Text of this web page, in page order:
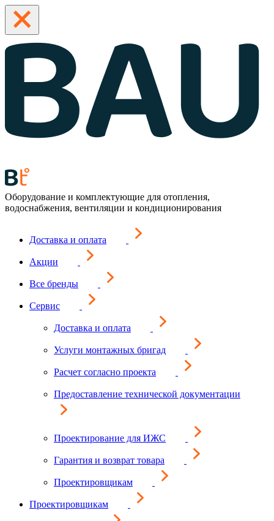
Оборудование и комплектующие для отопления,
водоснабжения, вентиляции и кондиционирования
Доставка и оплата
Акции
Все бренды
Сервис
Доставка и оплата
Услуги монтажных бригад
Расчет согласно проекта
Предоставление технической документации
Проектирование для ИЖС
Гарантия и возврат товара
Проектировщикам
Проектировщикам